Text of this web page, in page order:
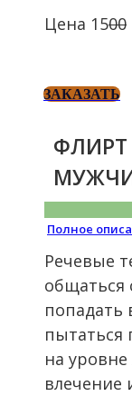
Цена 1500
ЗАКАЗАТЬ
Полное
Речевые
общаться
попадать
пытаться
на уровне
влечение